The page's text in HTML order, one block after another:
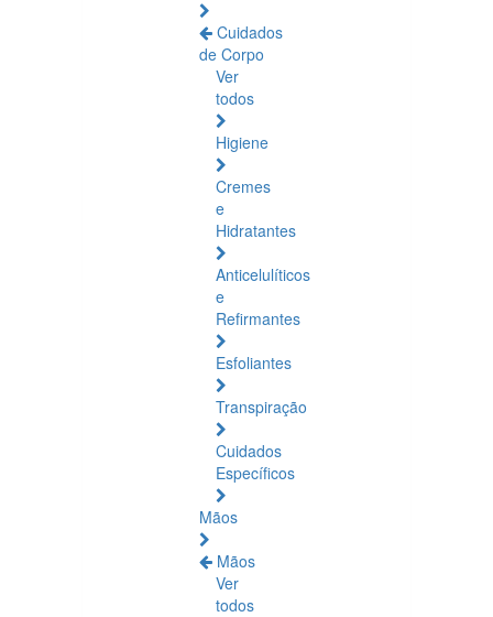
Cuidados
de Corpo
Ver
todos
Higiene
Cremes
e
Hidratantes
Anticelulíticos
e
Refirmantes
Esfoliantes
Transpiração
Cuidados
Específicos
Mãos
Mãos
Ver
todos